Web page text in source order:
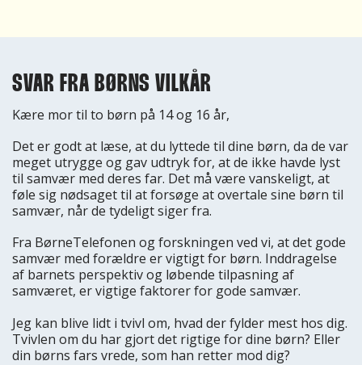
SVAR FRA BØRNS VILKÅR
Kære mor til to børn på 14 og 16 år,
Det er godt at læse, at du lyttede til dine børn, da de var
meget utrygge og gav udtryk for, at de ikke havde lyst
til samvær med deres far. Det må være vanskeligt, at
føle sig nødsaget til at forsøge at overtale sine børn til
samvær, når de tydeligt siger fra.
Fra BørneTelefonen og forskningen ved vi, at det gode
samvær med forældre er vigtigt for børn. Inddragelse
af barnets perspektiv og løbende tilpasning af
samværet, er vigtige faktorer for gode samvær.
Jeg kan blive lidt i tvivl om, hvad der fylder mest hos dig.
Tvivlen om du har gjort det rigtige for dine børn? Eller
din børns fars vrede, som han retter mod dig?